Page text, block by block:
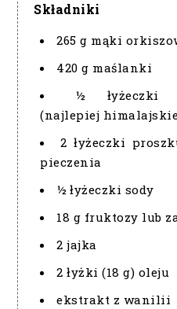
Składniki
265 g mąki
420 g maślanki
½ łyżeczki
(najlepiej
2 łyżeczki
pieczenia
½ łyżeczki sody
18 g fruktozy lub
2 jajka
2 łyżki (18 g) oleju
ekstrakt z wanilii